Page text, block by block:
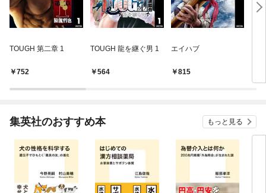
TOUGH 第二章 1
752
TOUGH 龍を継ぐ男 1
564
エイハブ
815
集英社のおすすめ本 もっと見る